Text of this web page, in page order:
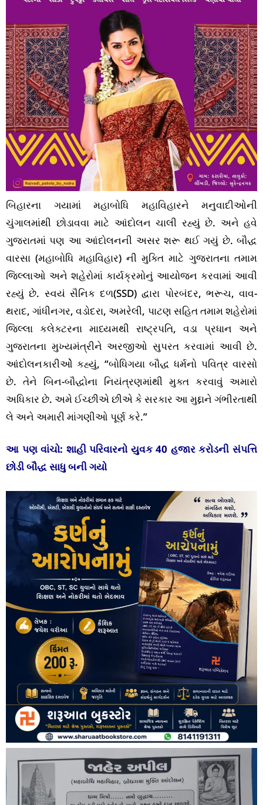
બિહારના ગયામાં મહાબોધિ મહાવિહારને મનુવાદીઓની
ચુંગાલમાંથી છોડાવવા માટે આંદોલન ચાલી રહ્યું છે. અને હવે
ગુજરાતમાં પણ આ આંદોલનની અસર શરૂ થઈ ગયું છે. બૌદ્ધ
વારસા (મહાબોધિ મહાવિહાર) ની મુક્તિ માટે ગુજરાતના તમામ
જિલ્લાઓ અને શહેરોમાં કાર્યક્રમોનું આયોજન કરવામાં આવી
રહ્યું છે. સ્વયં સૈનિક દળ(SSD) દ્વારા પોરબંદર, ભરૂચ, વાવ-
થરાદ, ગાંધીનગર, વડોદરા, અમરેલી, પાટણ સહિત તમામ શહેરોમાં
જિલ્લા કલેક્ટરના માધ્યમથી રાષ્ટ્રપતિ, વડા પ્રધાન અને
ગુજરાતના મુખ્યમંત્રીને અરજીઓ સુપરત કરવામાં આવી છે.
આંદોલનકારીઓે કહ્યું, “બોધિગયા બૌદ્ધ ધર્મનો પવિત્ર વારસો
છે. તેને બિન-બૌદ્ધોના નિયંત્રણમાંથી મુક્ત કરવાવું અમારો
અધિકાર છે. અમે ઈચ્છીએ છીએ કે સરકાર આ મુદ્દાને ગંભીરતાથી
લે અને અમારી માંગણીઓ પૂર્ણ કરે.”
આ પણ વાંચો: શાહી પરિવારનો યુવક 40 હજાર કરોડની સંપત્તિ
છોડી બૌદ્ધ સાધુ બની ગયો